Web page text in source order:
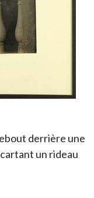
derrière une
un rideau